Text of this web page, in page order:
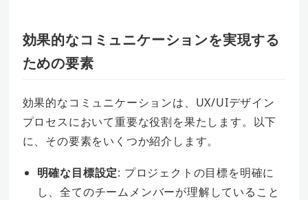
効果的なコミュニケーションを実現する
ための要素
効果的なコミュニケーションは、UX/UIデザイン
プロセスにおいて重要な役割を果たします。以下
に、その要素をいくつか紹介します。
明確な目標設定: プロジェクトの目標を明確に
し、全てのチームメンバーが理解していること